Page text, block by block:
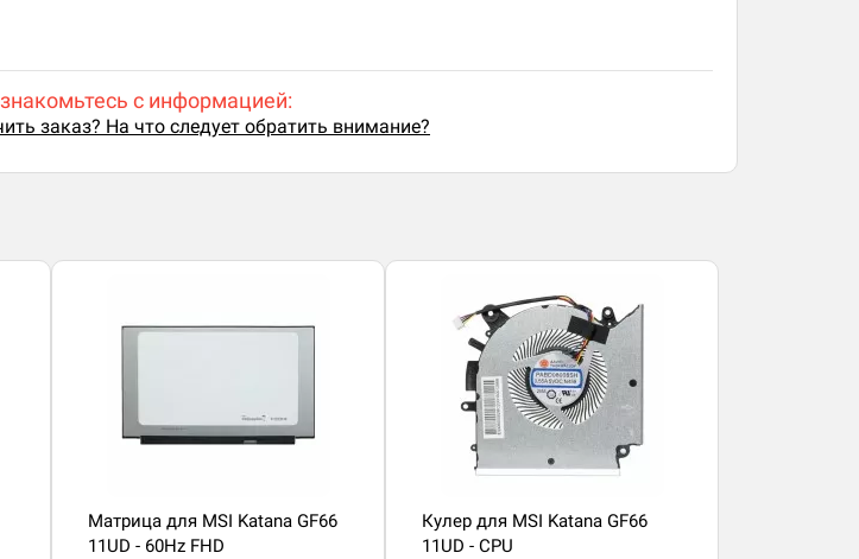
с информацией:
заказ? На что следует обратить внимание?
Матрица для MSI Katana GF66
11UD - 60Hz FHD
Кулер для MSI Katana GF66
11UD - CPU